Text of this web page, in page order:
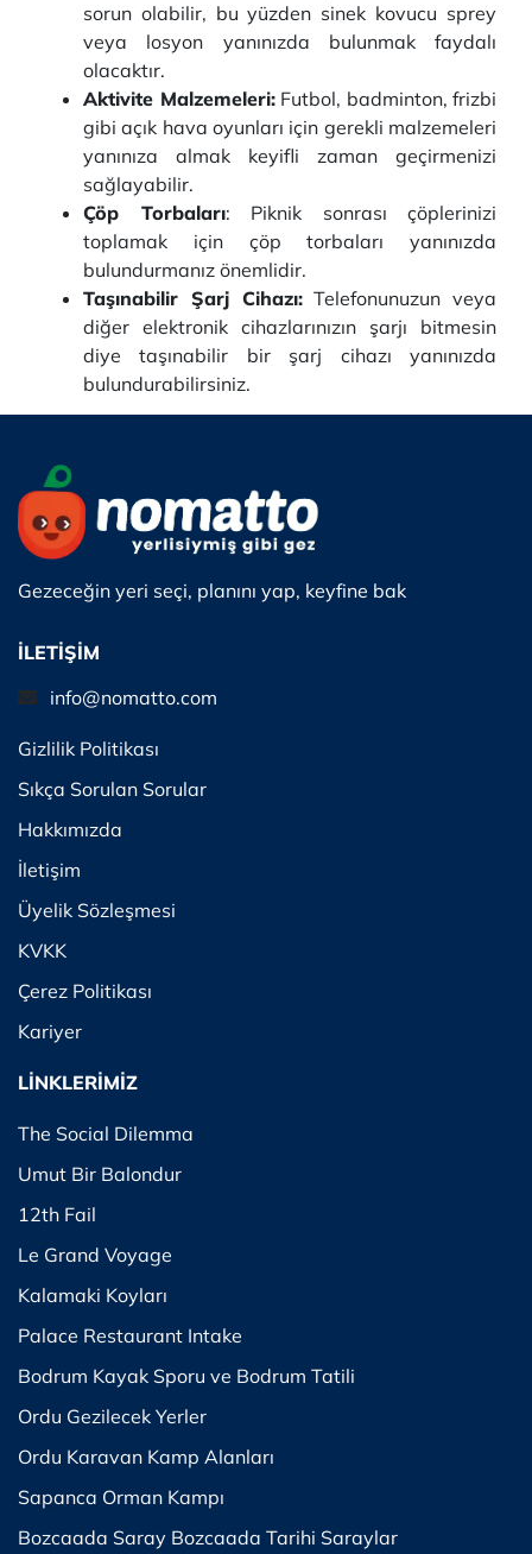
sorun olabilir, bu yüzden sinek kovucu sprey
veya losyon yanınızda bulunmak faydalı
olacaktır.
Aktivite Malzemeleri:Futbol, badminton, frizbi
gibi açık hava oyunları için gerekli malzemeleri
yanınıza almak keyifli zaman geçirmenizi
sağlayabilir.
Çöp Torbaları: Piknik sonrası çöplerinizi
toplamak için çöp torbaları yanınızda
bulundurmanız önemlidir.
Taşınabilir Şarj Cihazı:Telefonunuzun veya
diğer elektronik cihazlarınızın şarjı bitmesin
diye taşınabilir bir şarj cihazı yanınızda
bulundurabilirsiniz.
Gezeceğin yeri seçi, planını yap, keyfine bak
İLETİŞİM
info@nomatto.com
Gizlilik Politikası
Sıkça Sorulan Sorular
Hakkımızda
İletişim
Üyelik Sözleşmesi
KVKK
Çerez Politikası
Kariyer
LİNKLERİMİZ
The Social Dilemma
Umut Bir Balondur
12th Fail
Le Grand Voyage
Kalamaki Koyları
Palace Restaurant Intake
Bodrum Kayak Sporu ve Bodrum Tatili
Ordu Gezilecek Yerler
Ordu Karavan Kamp Alanları
Sapanca Orman Kampı
Bozcaada Saray Bozcaada Tarihi Saraylar